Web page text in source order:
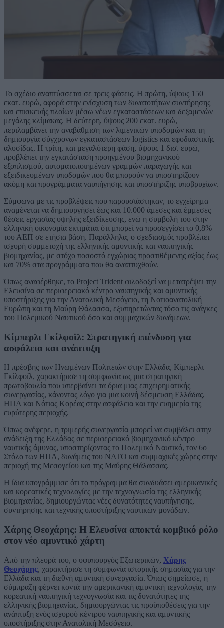
Το σχέδιο αναπτύσσεται σε τρεις φάσεις. Η πρώτη, ύψους 150
εκατ. ευρώ, αφορά στην ενίσχυση των δυνατοτήτων συντήρησης
και επισκευής πλοίων μέσω νέων εγκαταστάσεων και δεξαμενών
μεγάλης κλίμακας. Η δεύτερη, ύψους 200 εκατ. ευρώ,
περιλαμβάνει την αναβάθμιση των λιμενικών υποδομών και τη
δημιουργία σύγχρονων εγκαταστάσεων logistics και εφοδιαστικής
αλυσίδας. Η τρίτη, και μεγαλύτερη φάση, ύψους 1 δισ. ευρώ,
προβλέπει την εγκατάσταση προηγμένου βιομηχανικού
εξοπλισμού, αυτοματοποιημένων γραμμών παραγωγής και
εξειδικευμένων υποδομών που θα μπορούν να υποστηρίξουν
ακόμη και προγράμματα ναυπήγησης και υποστήριξης υποβρυχίων.
Σύμφωνα με τις προβλέψεις που παρουσιάστηκαν, το εγχείρημα
αναμένεται να δημιουργήσει έως και 10.000 άμεσες και έμμεσες
θέσεις εργασίας υψηλής εξειδίκευσης, ενώ η συμβολή του στην
ελληνική οικονομία εκτιμάται ότι μπορεί να προσεγγίσει το 0,8%
του ΑΕΠ σε ετήσια βάση. Παράλληλα, ο σχεδιασμός προβλέπει
ισχυρή συμμετοχή της ελληνικής αμυντικής και ναυπηγικής
βιομηχανίας, με στόχο ποσοστό εγχώριας προστιθέμενης αξίας έως
και 70% στα προγράμματα που θα αναπτυχθούν.
Όπως αναφέρθηκε, το Project Trident φιλοδοξεί να μετατρέψει την
Ελευσίνα σε περιφερειακό κέντρο ναυπηγικής και αμυντικής
υποστήριξης για την Ανατολική Μεσόγειο, τη Νοτιοανατολική
Ευρώπη και τη Μαύρη Θάλασσα, εξυπηρετώντας τόσο τις ανάγκες
του Πολεμικού Ναυτικού όσο και συμμαχικών δυνάμεων.
Κίμπερλι Γκίλφοϊλ: Στρατηγική επένδυση για
ασφάλεια και ανάπτυξη
Η πρέσβης των Ηνωμένων Πολιτειών στην Ελλάδα, Κίμπερλι
Γκίλφοϊλ, χαρακτήρισε τη συμφωνία ως μια στρατηγική
πρωτοβουλία που υπερβαίνει τα όρια μιας επιχειρηματικής
συνεργασίας, κάνοντας λόγο για μια κοινή δέσμευση Ελλάδας,
ΗΠΑ και Νότιας Κορέας στην ασφάλεια και την ευημερία της
ευρύτερης περιοχής.
Όπως ανέφερε, η τριμερής συνεργασία μπορεί να συμβάλει στην
ανάδειξη της Ελλάδας σε περιφερειακό βιομηχανικό κέντρο
ναυτικής άμυνας, υποστηρίζοντας το Πολεμικό Ναυτικό, τον 6ο
Στόλο των ΗΠΑ, δυνάμεις του ΝΑΤΟ και συμμαχικές χώρες στην
περιοχή της Μεσογείου και της Μαύρης Θάλασσας.
Η ίδια υπογράμμισε ότι το πρόγραμμα θα συνδυάσει αμερικανικές
και κορεατικές τεχνολογίες με την τεχνογνωσία της ελληνικής
βιομηχανίας, δημιουργώντας νέες δυνατότητες ναυπήγησης,
συντήρησης και τεχνικής υποστήριξης ναυτικών μονάδων.
Χάρης Θεοχάρης: Η Ελευσίνα αποκτά κομβικό ρόλο
στον νέο αμυντικό χάρτη
Από την πλευρά του, ο υφυπουργός Εξωτερικών, Χάρης
Θεοχάρης, χαρακτήρισε τη συμφωνία ιστορικής σημασίας για την
Ελλάδα και τη διεθνή αμυντική συνεργασία. Όπως σημείωσε, η
σύμπραξη φέρνει κοντά την αμερικανική αμυντική τεχνολογία, την
κορεατική ναυπηγική τεχνογνωσία και τις δυνατότητες της
ελληνικής βιομηχανίας, δημιουργώντας τις προϋποθέσεις για την
ανάπτυξη ενός ισχυρού κέντρου ναυπηγικής και αμυντικής
υποστήριξης στην Ανατολική Μεσόγειο.